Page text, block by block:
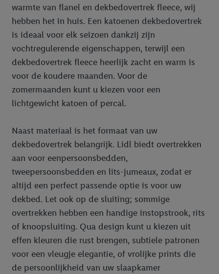
warmte van flanel en dekbedovertrek fleece, wij
hebben het in huis. Een katoenen dekbedovertrek
is ideaal voor elk seizoen dankzij zijn
vochtregulerende eigenschappen, terwijl een
dekbedovertrek fleece heerlijk zacht en warm is
voor de koudere maanden. Voor de
zomermaanden kunt u kiezen voor een
lichtgewicht katoen of percal.
Naast materiaal is het formaat van uw
dekbedovertrek belangrijk. Lidl biedt overtrekken
aan voor eenpersoonsbedden,
tweepersoonsbedden en lits-jumeaux, zodat er
altijd een perfect passende optie is voor uw
dekbed. Let ook op de sluiting; sommige
overtrekken hebben een handige instopstrook, rits
of knoopsluiting. Qua design kunt u kiezen uit
effen kleuren die rust brengen, subtiele patronen
voor een vleugje elegantie, of vrolijke prints die
de persoonlijkheid van uw slaapkamer